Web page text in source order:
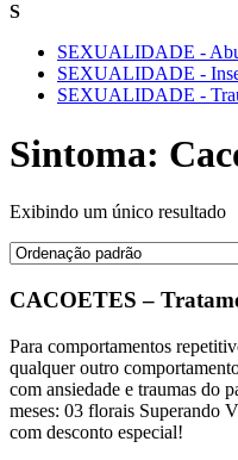
S
SEXUALIDADE -
SEXUALIDADE -
SEXUALIDADE -
Sintoma:
Exibindo um único resultado
CACOETES –
Para comportamentos
qualquer outro
com ansiedade e traumas do
meses: 03 florais Superando
com desconto especial!